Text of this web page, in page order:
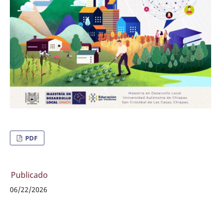
PDF
Publicado
06/22/2026